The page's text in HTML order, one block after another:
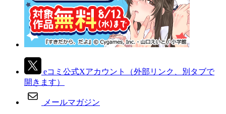
eコミ公式Xアカウント
（外部リンク、別タブで
開きます）
メールマガジン